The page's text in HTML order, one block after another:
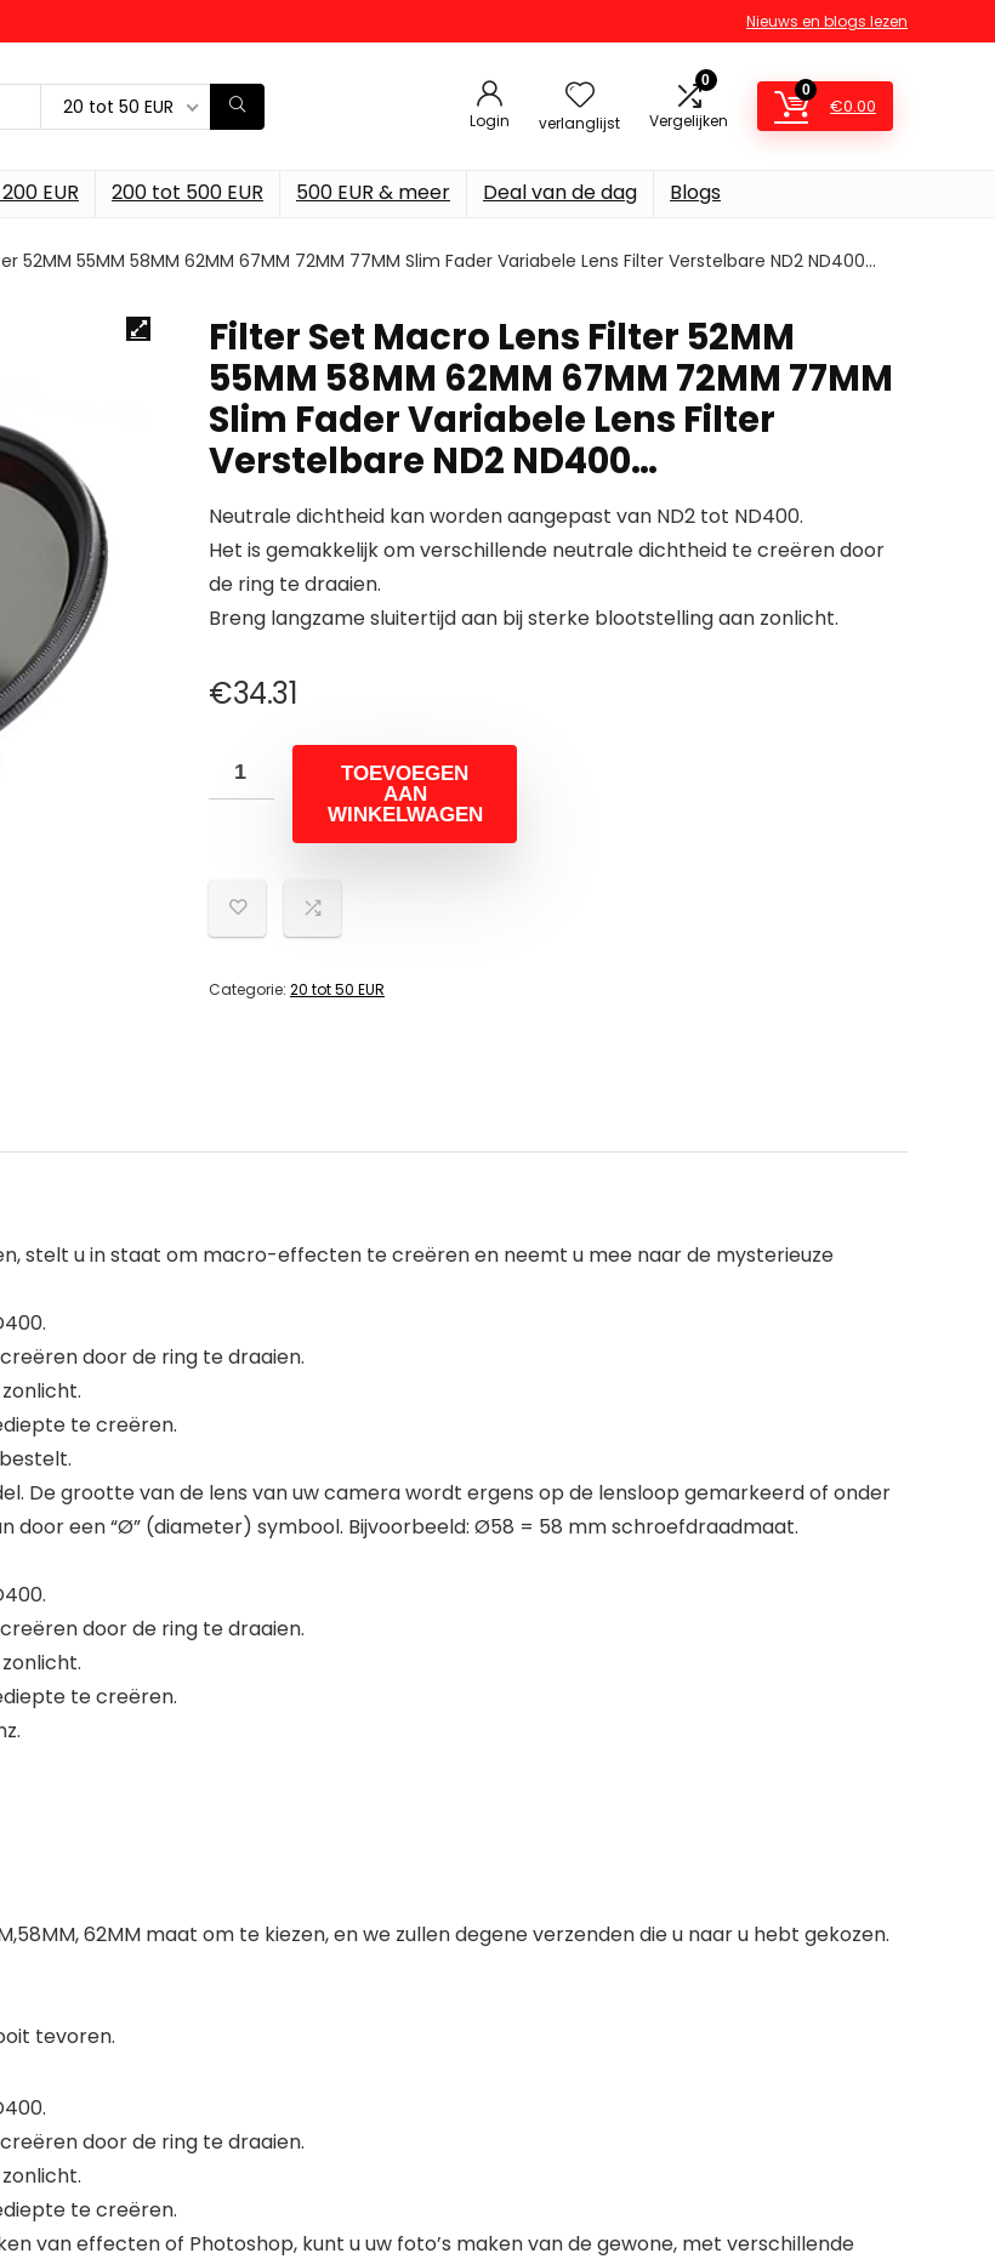
Nieuws en blogs lezen
20 tot 50 EUR
Login verlanglijst
0
Vergelijken
0
€0.00
EUR 200 tot 500 EUR 500 EUR & meer Deal van de dag Blogs
52MM 55MM 58MM 62MM 67MM 72MM 77MM Slim Fader Variabele Lens Filter Verstelbare ND2 ND400…
Filter Set Macro Lens Filter 52MM
55MM 58MM 62MM 67MM 72MM 77MM
Slim Fader Variabele Lens Filter
Verstelbare ND2 ND400…
Neutrale dichtheid kan worden aangepast van ND2 tot ND400.
Het is gemakkelijk om verschillende neutrale dichtheid te creëren door
de ring te draaien.
Breng langzame sluitertijd aan bij sterke blootstelling aan zonlicht.
€34.31
TOEVOEGEN
AAN
WINKELWAGEN
Categorie: 20 tot 50 EUR
stelt u in staat om macro-effecten te creëren en neemt u mee naar de mysterieuze
door de ring te draaien.
te creëren.
De grootte van de lens van uw camera wordt ergens op de lensloop gemarkeerd of onder
door een “Ø” (diameter) symbool. Bijvoorbeeld: Ø58 = 58 mm schroefdraadmaat.
door de ring te draaien.
te creëren.
62MM maat om te kiezen, en we zullen degene verzenden die u naar u hebt gekozen.
tevoren.
door de ring te draaien.
te creëren.
van effecten of Photoshop, kunt u uw foto’s maken van de gewone, met verschillende